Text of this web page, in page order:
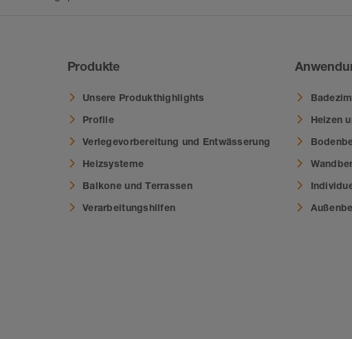
Produkte
Unsere Produkthighlights
Profile
Verlegevorbereitung und Entwässerung
Heizsysteme
Balkone und Terrassen
Verarbeitungshilfen
Heizen